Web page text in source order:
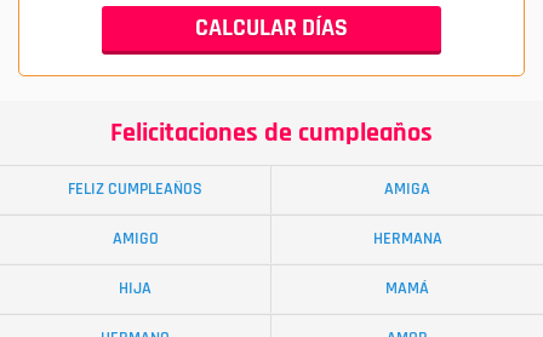
Felicitaciones de cumpleaños
FELIZ CUMPLEAÑOS AMIGA
AMIGO HERMANA
HIJA MAMÁ